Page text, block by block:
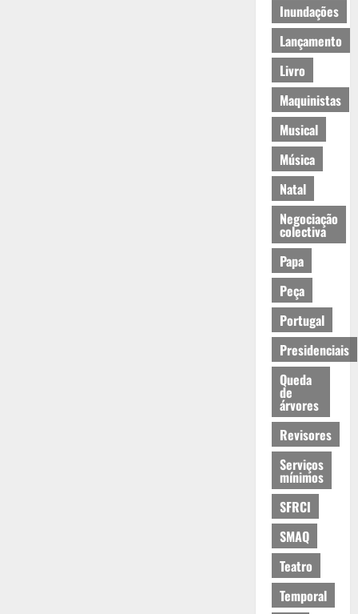
Inundações
Lançamento
Livro
Maquinistas
Musical
Música
Natal
Negociação
colectiva
Papa
Peça
Portugal
Presidenciais
Queda
de
árvores
Revisores
Serviços
mínimos
SFRCI
SMAQ
Teatro
Temporal